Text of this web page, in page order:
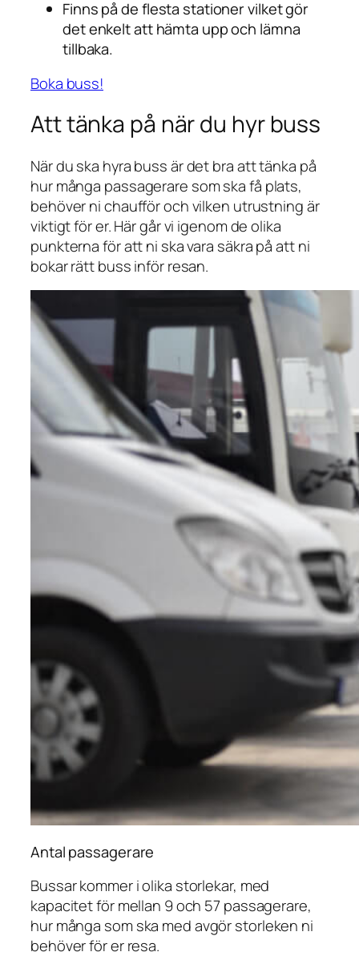
Finns på de flesta stationer vilket gör
det enkelt att hämta upp och lämna
tillbaka.
Boka buss!
Att tänka på när du hyr buss
När du ska hyra buss är det bra att tänka på
hur många passagerare som ska få plats,
behöver ni chaufför och vilken utrustning är
viktigt för er. Här går vi igenom de olika
punkterna för att ni ska vara säkra på att ni
bokar rätt buss inför resan.
Antal passagerare
Bussar kommer i olika storlekar, med
kapacitet för mellan 9 och 57 passagerare,
hur många som ska med avgör storleken ni
behöver för er resa.